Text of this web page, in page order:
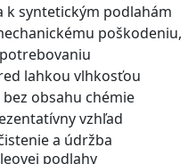
k syntetickým podlahám
poškodeniu,
lahkou vlhkosťou
obsahu chémie
vzhľad
a údržba
podlahy